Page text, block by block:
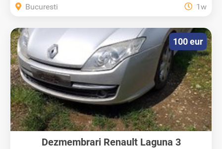
Bucuresti 1w
Dezmembrari Renault Laguna 3
100 eur